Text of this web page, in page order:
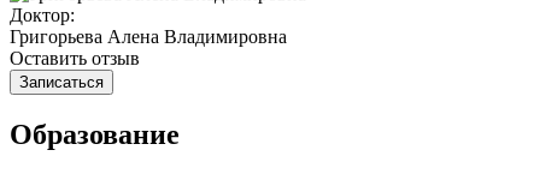
Доктор:
Григорьева Алена Владимировна
Оставить отзыв
Записаться
Образование